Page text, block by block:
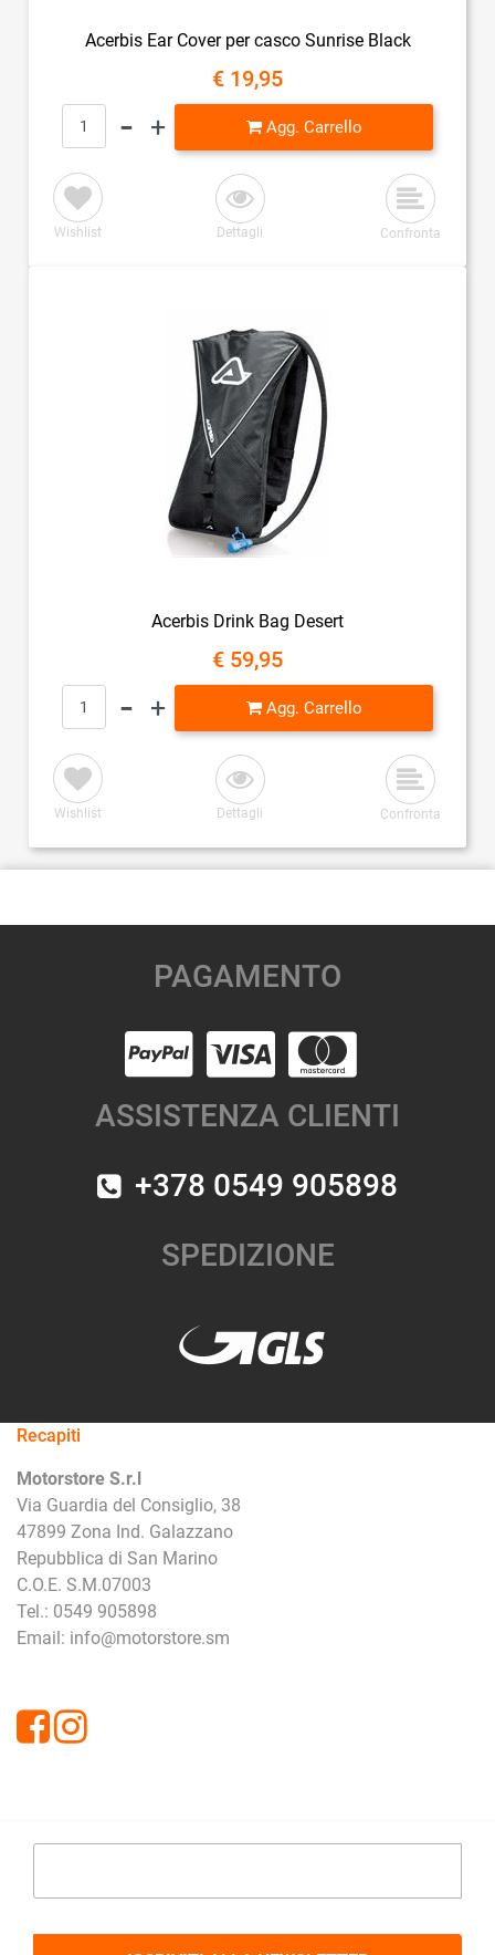
Acerbis Ear Cover per casco Sunrise Black
€ 19,95
Quantità
Agg. Carrello
Wishlist Dettagli Confronta
Acerbis Drink Bag Desert
€ 59,95
Quantità
Agg. Carrello
Wishlist Dettagli Confronta
PAGAMENTO
ASSISTENZA CLIENTI
+378 0549 905898
SPEDIZIONE
Recapiti
Motorstore S.r.l
Via Guardia del Consiglio, 38
47899 Zona Ind. Galazzano
Repubblica di San Marino
C.O.E. S.M.07003
Tel.: 0549 905898
Email: info@motorstore.sm
FacebookInstagram